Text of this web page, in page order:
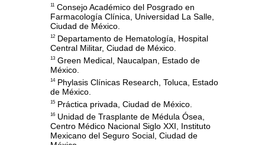
11 Consejo Académico del Posgrado en
Farmacología Clínica, Universidad La Salle,
Ciudad de México.
12 Departamento de Hematología, Hospital
Central Militar, Ciudad de México.
13 Green Medical, Naucalpan, Estado de
México.
14Phylasis Clínicas Research, Toluca, Estado
de México.
15 Práctica privada, Ciudad de México.
16 Unidad de Trasplante de Médula Ósea,
Centro Médico Nacional Siglo XXI, Instituto
Mexicano del Seguro Social, Ciudad de